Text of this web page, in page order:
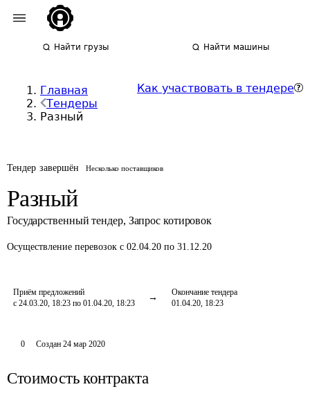
Найти грузы Найти машины
Главная
Тендеры
Разный
Как участвовать в тендере
Тендер завершён Несколько поставщиков
Разный
Государственный тендер, Запрос котировок
Осуществление перевозок с 02.04.20 по 31.12.20
Приём предложений
с 24.03.20, 18:23 по 01.04.20, 18:23
Окончание тендера
01.04.20, 18:23
0 Создан 24 мар 2020
Стоимость контракта